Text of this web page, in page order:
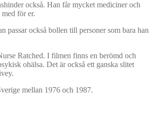
också. Han får mycket mediciner och
för er.
passar också bollen till personer som bara han
Ratched. I filmen finns en berömd och
ohälsa. Det är också ett ganska slitet
mellan 1976 och 1987.